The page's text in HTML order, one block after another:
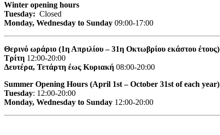
Winter opening hours
Tuesday: Closed
Monday, Wednesday to Sunday 09:00-17:00
Θερινό ωράριο (1η Απριλίου – 31η Οκτωβρίου εκάστου έτους)
Τρίτη 12:00-20:00
Δευτέρα, Τετάρτη έως Κυριακή 08:00-20:00
Summer Opening Hours (April 1st – October 31st of each year)
Tuesday: 12:00-20:00
Monday, Wednesday to Sunday 12:00-20:00